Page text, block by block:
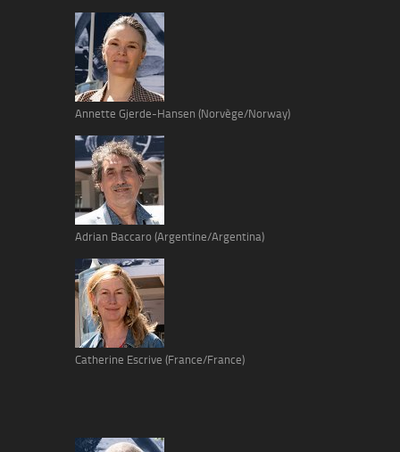
Annette Gjerde-Hansen (Norvège/Norway)
Adrian Baccaro (Argentine/Argentina)
Catherine Escrive (France/France)